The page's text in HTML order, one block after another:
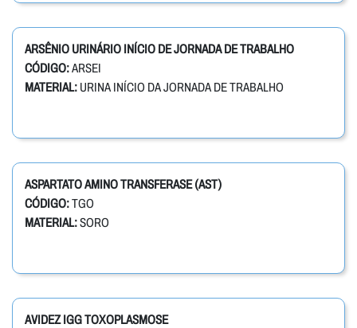
ARSÊNIO URINÁRIO INÍCIO DE JORNADA DE TRABALHO
CÓDIGO:ARSEI
MATERIAL: URINA INÍCIO DA JORNADA DE TRABALHO
ASPARTATO AMINO TRANSFERASE (AST)
CÓDIGO:TGO
MATERIAL:SORO
AVIDEZ IGG TOXOPLASMOSE